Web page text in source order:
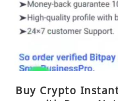
Buy Crypto